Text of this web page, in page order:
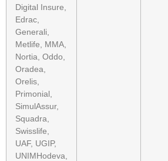
Digital Insure,
Edrac,
Generali,
Metlife, MMA,
Nortia, Oddo,
Oradea,
Orelis,
Primonial,
SimulAssur,
Squadra,
Swisslife,
UAF, UGIP,
UNIMHodeva,